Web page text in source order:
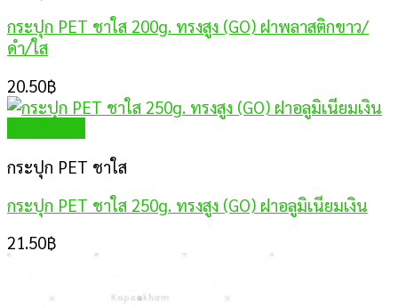
กระปุก PET ชาใส 200g. ทรงสูง (GO) ฝาพลาสติกขาว/
ดำ/ใส
20.50฿
กระปุก PET ชาใส
กระปุก PET ชาใส 250g. ทรงสูง (GO) ฝาอลูมิเนียมเงิน
21.50฿